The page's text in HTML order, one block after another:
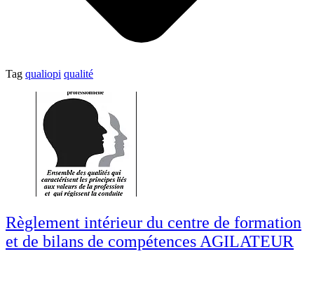
Tag qualiopi qualité
Règlement intérieur du centre de formation
et de bilans de compétences AGILATEUR